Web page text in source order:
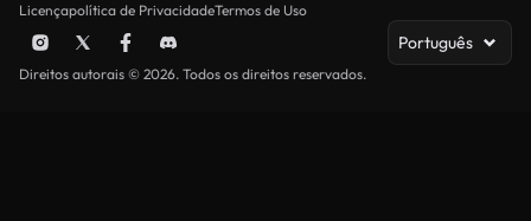
Licençapolítica de PrivacidadeTermos de Uso
Português
Direitos autorais © 2026. Todos os direitos reservados.